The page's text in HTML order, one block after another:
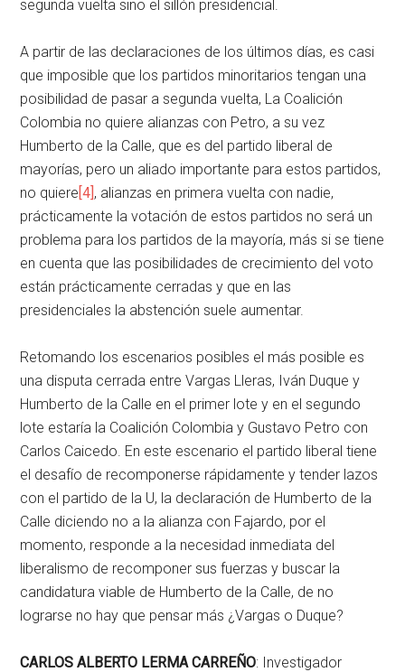
segunda vuelta sino el sillón presidencial.
A partir de las declaraciones de los últimos días, es casi
que imposible que los partidos minoritarios tengan una
posibilidad de pasar a segunda vuelta, La Coalición
Colombia no quiere alianzas con Petro, a su vez
Humberto de la Calle, que es del partido liberal de
mayorías, pero un aliado importante para estos partidos,
no quiere[4], alianzas en primera vuelta con nadie,
prácticamente la votación de estos partidos no será un
problema para los partidos de la mayoría, más si se tiene
en cuenta que las posibilidades de crecimiento del voto
están prácticamente cerradas y que en las
presidenciales la abstención suele aumentar.
Retomando los escenarios posibles el más posible es
una disputa cerrada entre Vargas Lleras, Iván Duque y
Humberto de la Calle en el primer lote y en el segundo
lote estaría la Coalición Colombia y Gustavo Petro con
Carlos Caicedo. En este escenario el partido liberal tiene
el desafío de recomponerse rápidamente y tender lazos
con el partido de la U, la declaración de Humberto de la
Calle diciendo no a la alianza con Fajardo, por el
momento, responde a la necesidad inmediata del
liberalismo de recomponer sus fuerzas y buscar la
candidatura viable de Humberto de la Calle, de no
lograrse no hay que pensar más ¿Vargas o Duque?
CARLOS ALBERTO LERMA CARREÑO: Investigador